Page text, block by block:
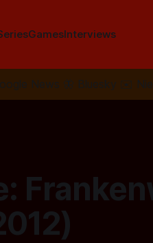
GamesInterviews
News 🦋 Bluesky ✉️